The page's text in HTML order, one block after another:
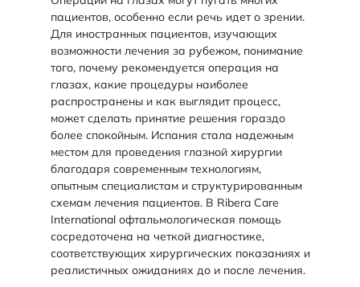
пациентов, особенно если речь идет о зрении.
Для иностранных пациентов, изучающих
возможности лечения за рубежом, понимание
того, почему рекомендуется операция на
глазах, какие процедуры наиболее
распространены и как выглядит процесс,
может сделать принятие решения гораздо
более спокойным. Испания стала надежным
местом для проведения глазной хирургии
благодаря современным технологиям,
опытным специалистам и структурированным
схемам лечения пациентов. В Ribera Care
International офтальмологическая помощь
сосредоточена на четкой диагностике,
соответствующих хирургических показаниях и
реалистичных ожиданиях до и после лечения.